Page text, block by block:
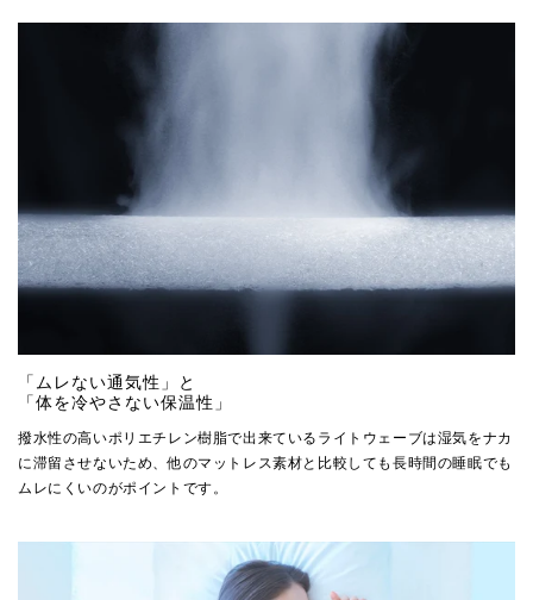
「ムレない通気性」と
「体を冷やさない保温性」
撥水性の高いポリエチレン樹脂で出来ているライトウェーブは湿気をナカ
に滞留させないため、他のマットレス素材と比較しても長時間の睡眠でも
ムレにくいのがポイントです。